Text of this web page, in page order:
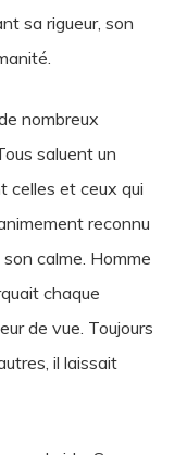
sa rigueur, son
nombreux
saluent un
celles et ceux qui
reconnu
calme. Homme
chaque
de vue. Toujours
il laissait